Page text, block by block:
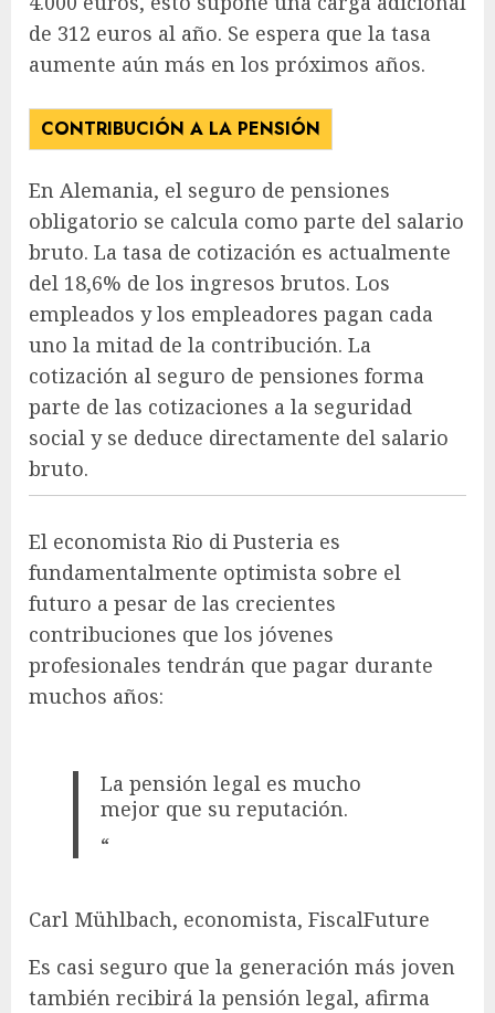
de 312 euros al año. Se espera que la tasa
aumente aún más en los próximos años.
CONTRIBUCIÓN A LA PENSIÓN
En Alemania, el seguro de pensiones
obligatorio se calcula como parte del salario
bruto. La tasa de cotización es actualmente
del 18,6% de los ingresos brutos. Los
empleados y los empleadores pagan cada
uno la mitad de la contribución. La
cotización al seguro de pensiones forma
parte de las cotizaciones a la seguridad
social y se deduce directamente del salario
bruto.
El economista Rio di Pusteria es
fundamentalmente optimista sobre el
futuro a pesar de las crecientes
contribuciones que los jóvenes
profesionales tendrán que pagar durante
muchos años:
La pensión legal es mucho
mejor que su reputación.
“
Carl Mühlbach, economista, FiscalFuture
Es casi seguro que la generación más joven
también recibirá la pensión legal, afirma